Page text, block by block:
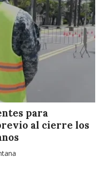
para
al cierre los